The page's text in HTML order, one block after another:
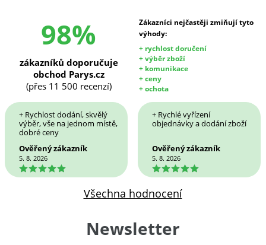
98%
Zákazníci nejčastěji zmiňují tyto
výhody:
+ rychlost doručení
+ výběr zboží
+ komunikace
+ ceny
+ ochota
zákazníků doporučuje
obchod Parys.cz
(přes 11 500 recenzí)
+ Rychlost dodání, skvělý
výběr, vše na jednom místě,
dobré ceny
Ověřený zákazník
5. 8. 2026
5
+ Rychlé vyřízení
objednávky a dodání zboží
Ověřený zákazník
5. 8. 2026
5
Všechna hodnocení
Newsletter